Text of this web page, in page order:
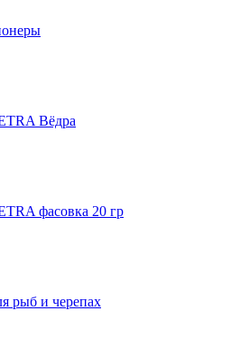
Вёдра
фасовка 20 гр
рыб и черепах